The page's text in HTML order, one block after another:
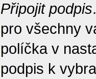
Připojit podpis
pro všechny
políčka v
podpis k